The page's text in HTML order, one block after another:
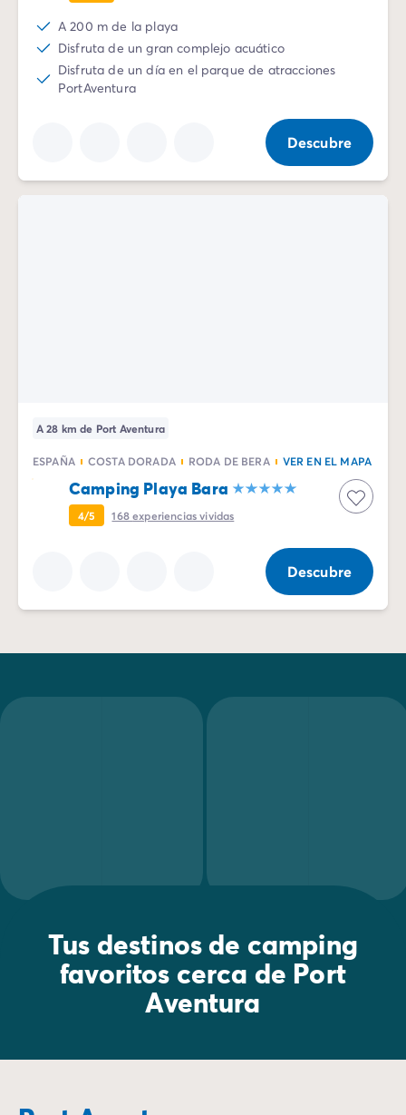
A 200 m de la playa
Disfruta de un gran complejo acuático
Disfruta de un día en el parque de atracciones
PortAventura
Descubre
A 28 km de Port Aventura
ESPAÑA COSTA DORADA RODA DE BERA VER EN EL MAPA
Camping Playa Bara
4/5 168experiencias vividas
Descubre
Tus destinos de camping
favoritos cerca de Port
Aventura